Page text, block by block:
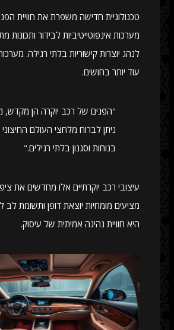
טכנולוגיית חדישה משפרת את חוויית
מערכות אינפוטייטיביות לבידור ותכונות
לנהג יוצרות קישוריות בלתי רגילה.
עוד יותר בחושים.
"הפנים של רכב יוקרה הן מקדש,
ניתן לברוח מלחצי העולם
בנוחות וסגנון בלתי רגילים."
עיצובי רכב יוקרתיים אלו מחדשים את
מציעים מומחיות יוצאת דופן ותשומת
היא חוויית נהיגה אמיתית של עיסוק.